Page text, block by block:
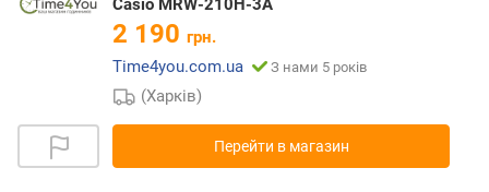
Casio MRW-210H-3A
2 190 грн.
Time4you.com.ua
З нами 5 років
(Харків)
Перейти в магазин